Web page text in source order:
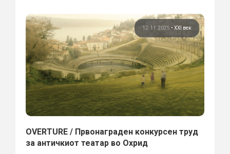
12.11.2025 • XXI век
OVERTURE / Првонаграден конкурсен труд
за античкиот театар во Охрид